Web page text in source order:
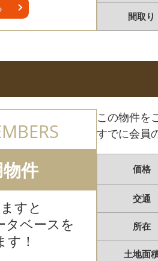
間取り
件
すと
タベースを
！
この物件を
すでに会員
価格
交通
所在
土地面